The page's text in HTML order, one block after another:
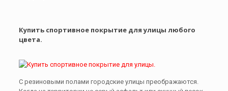
Купить спортивное покрытие для улицы любого
цвета.
С резиновыми полами городские улицы преображаются.